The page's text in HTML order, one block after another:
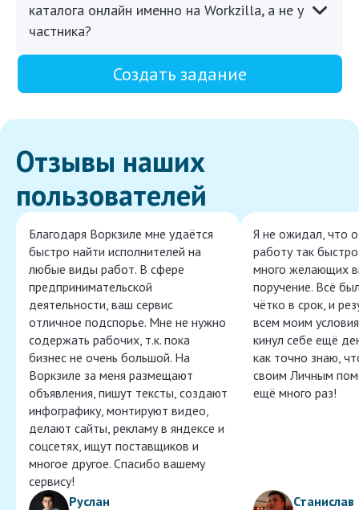
каталога онлайн именно на Workzilla, а не у
частника?
Создать задание
Отзывы наших
пользователей
Благодаря Воркзиле мне удаётся
быстро найти исполнителей на
любые виды работ. В сфере
предпринимательской
деятельности, ваш сервис
отличное подспорье. Мне не нужно
содержать рабочих, т.к. пока
бизнес не очень большой. На
Воркзиле за меня размещают
объявления, пишут тексты, создают
инфографику, монтируют видео,
делают сайты, рекламу в яндексе и
соцсетях, ищут поставщиков и
многое другое. Спасибо вашему
сервису!
Руслан
Я не ожидал, что
работу так
много желающих
поручение. Всё
чётко в срок, и
всем моим
кинул себе ещё
как точно знаю,
своим Личным
ещё много раз!
Станислав